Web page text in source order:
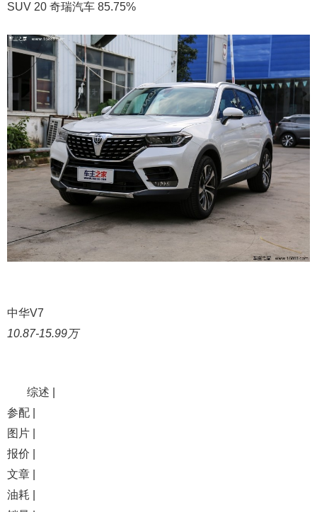
SUV 20 奇瑞汽车 85.75%
中华V7
10.87-15.99万
综述 |
参配 |
图片 |
报价 |
文章 |
油耗 |